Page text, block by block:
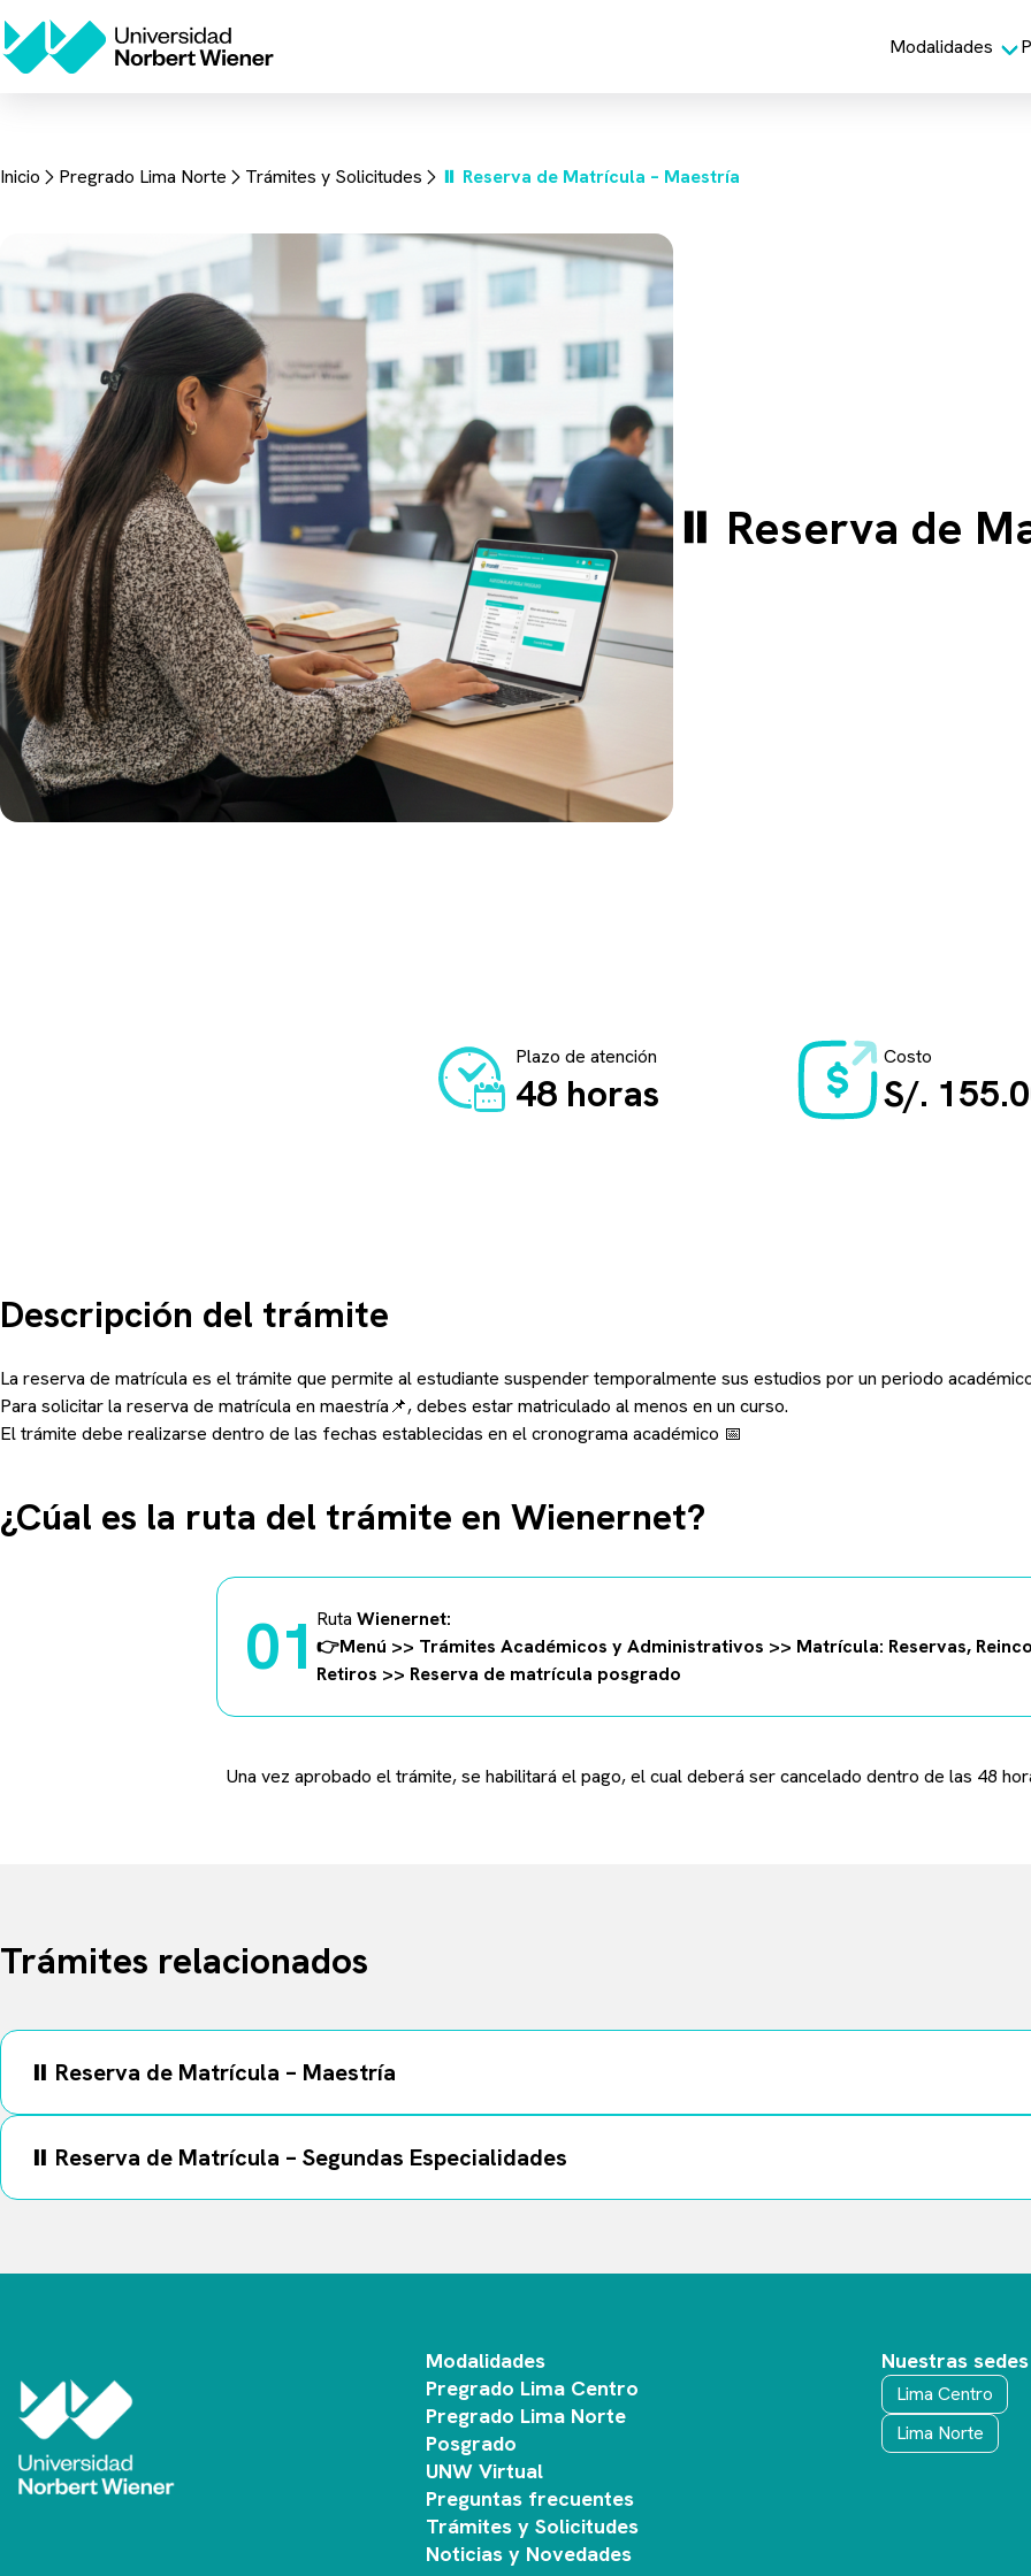
Modalidades
Inicio Pregrado Lima Norte Trámites y Solicitudes ⏸️ Reserva de Matrícula – Maestría
⏸️ Reserva de
Plazo de atención
48 horas
Costo
S/.
Descripción del trámite
La reserva de matrícula es el trámite que permite al estudiante suspender temporalmente sus estudios por un periodo
Para solicitar la reserva de matrícula en maestría📌, debes estar matriculado al menos en un curso.
El trámite debe realizarse dentro de las fechas establecidas en el cronograma académico 📅
¿Cúal es la ruta del trámite en Wienernet?
01 Ruta Wienernet:
👉Menú >> Trámites Académicos y Administrativos >> Matrícula: Reservas,
Retiros >> Reserva de matrícula posgrado
Una vez aprobado el trámite, se habilitará el pago, el cual deberá ser cancelado dentro de las 48
Trámites relacionados
⏸️ Reserva de Matrícula – Maestría
⏸️ Reserva de Matrícula – Segundas Especialidades
Modalidades
Pregrado Lima Centro
Pregrado Lima Norte
Posgrado
UNW Virtual
Preguntas frecuentes
Trámites y Solicitudes
Noticias y Novedades
Nuestras sedes
Lima Centro
Lima Norte